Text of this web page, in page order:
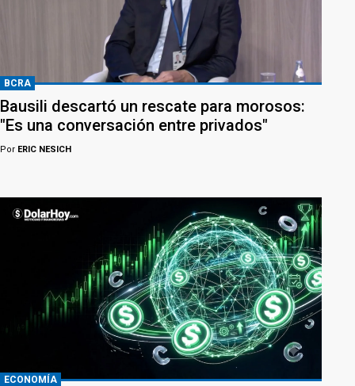
BCRA
Bausili descartó un rescate para morosos:
"Es una conversación entre privados"
Por ERIC NESICH
ECONOMÍA